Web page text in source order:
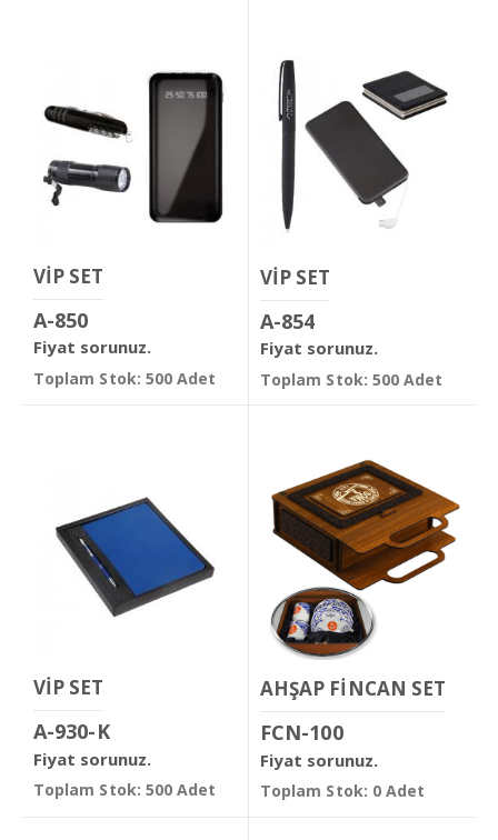
VİP SET
A-850
Fiyat sorunuz.
Toplam Stok: 500 Adet
VİP SET
A-854
Fiyat sorunuz.
Toplam Stok: 500 Adet
VİP SET
A-930-K
Fiyat sorunuz.
Toplam Stok: 500 Adet
AHŞAP FİNCAN SET
FCN-100
Fiyat sorunuz.
Toplam Stok: 0 Adet